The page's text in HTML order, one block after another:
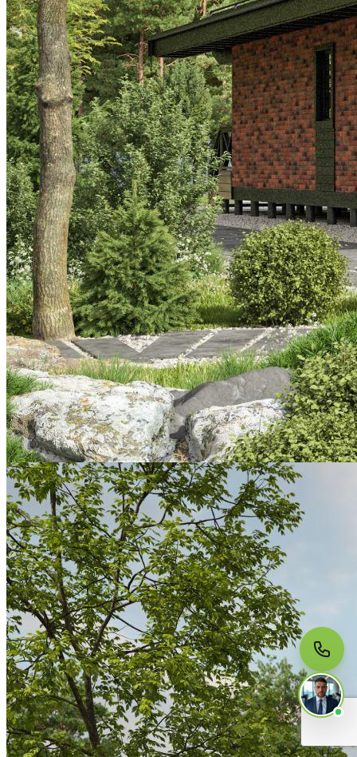
МЫ НА СВЯЗИ
Пишите нам
Онлайн · ответим за 5 минут
в рабочее время
Telegram
WhatsApp
MAX